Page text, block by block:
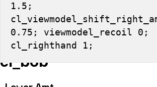
1.5;
0.75; viewmodel_recoil 0;
cl_righthand 1;
cl_bob